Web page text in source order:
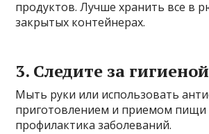
продуктов. Лучше хранить все в
закрытых контейнерах.
3. Следите за гигиеной
Мыть руки или использовать
приготовлением и приемом пищи
профилактика заболеваний.